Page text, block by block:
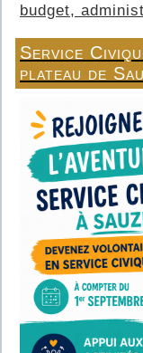
budget,
Service
plateau de